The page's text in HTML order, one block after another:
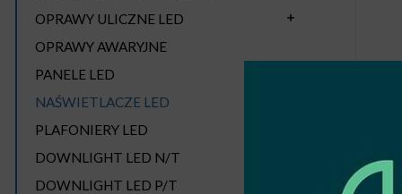
OPRAWY ULICZNE LED
OPRAWY AWARYJNE
PANELE LED
NAŚWIETLACZE LED
PLAFONIERY LED
DOWNLIGHT LED N/T
DOWNLIGHT LED P/T